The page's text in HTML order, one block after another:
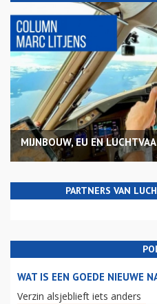
MIJNBOUW, EU EN
PARTNERS VAN
WAT IS EEN GOEDE NIEUWE
Verzin alsjeblieft iets anders